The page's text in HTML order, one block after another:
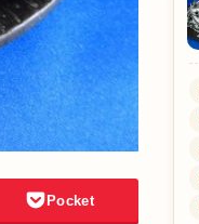
Pocket